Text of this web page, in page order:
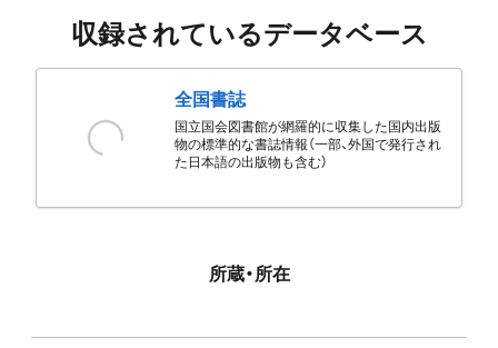
収録されているデータベース
全国書誌
国立国会図書館が網羅的に収集した国内出版
物の標準的な書誌情報（一部、外国で発行され
た日本語の出版物も含む）
所蔵・所在